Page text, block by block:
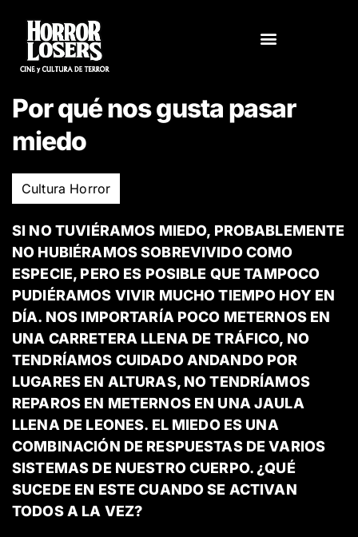
contenido
Por qué nos gusta pasar
miedo
Cultura Horror
SI NO TUVIÉRAMOS MIEDO, PROBABLEMENTE
NO HUBIÉRAMOS SOBREVIVIDO COMO
ESPECIE, PERO ES POSIBLE QUE TAMPOCO
PUDIÉRAMOS VIVIR MUCHO TIEMPO HOY EN
DÍA. NOS IMPORTARÍA POCO METERNOS EN
UNA CARRETERA LLENA DE TRÁFICO, NO
TENDRÍAMOS CUIDADO ANDANDO POR
LUGARES EN ALTURAS, NO TENDRÍAMOS
REPAROS EN METERNOS EN UNA JAULA
LLENA DE LEONES. EL MIEDO ES UNA
COMBINACIÓN DE RESPUESTAS DE VARIOS
SISTEMAS DE NUESTRO CUERPO. ¿QUÉ
SUCEDE EN ESTE CUANDO SE ACTIVAN
TODOS A LA VEZ?